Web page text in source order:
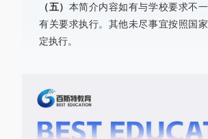
（五） 本简介内容如有与学校要求不
有关要求执行。其他未尽事宜按照国
定执行。